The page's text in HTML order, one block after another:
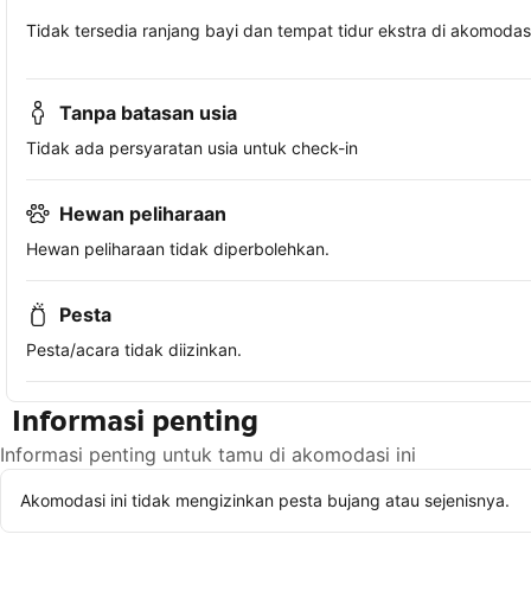
Tidak tersedia ranjang bayi dan tempat tidur ekstra di
Tanpa batasan usia
Tidak ada persyaratan usia untuk check-in
Hewan peliharaan
Hewan peliharaan tidak diperbolehkan.
Pesta
Pesta/acara tidak diizinkan.
Informasi penting
Informasi penting untuk tamu di akomodasi ini
Akomodasi ini tidak mengizinkan pesta bujang atau sejenisnya.